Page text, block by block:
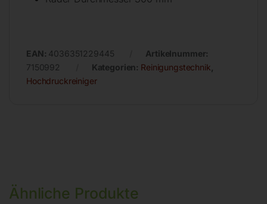
EAN: 4036351229445
Artikelnummer:
7150992
Kategorien: Reinigungstechnik
Hochdruckreiniger
Ähnliche Produkte